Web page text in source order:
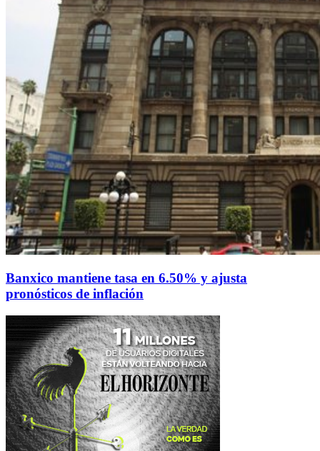
Banxico mantiene tasa en 6.50% y ajusta
pronósticos de inflación